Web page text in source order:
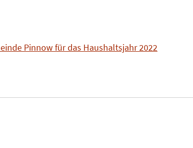
Pinnow für das Haushaltsjahr 2022